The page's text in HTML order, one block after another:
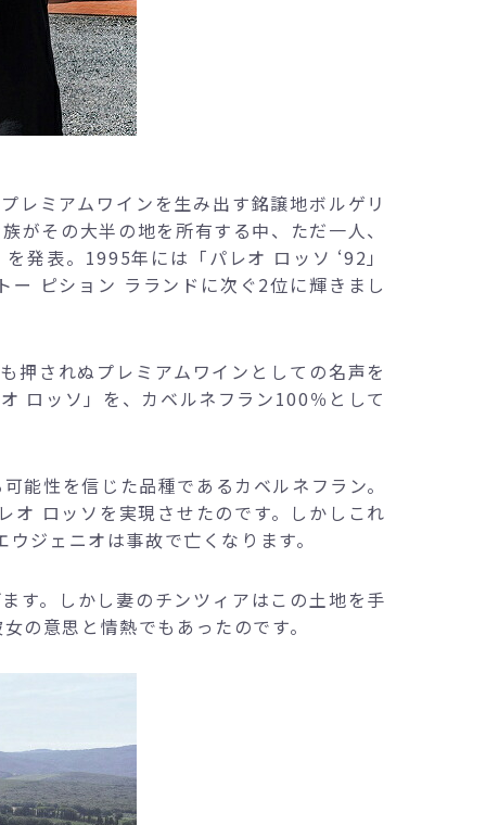
レミアムワインを生み出す銘譲地ボルゲリ
その大半の地を所有する中、ただ一人、
発表。1995年には「パレオ ロッソ ‘92」
ー ピション ラランドに次ぐ2位に輝きまし
押されぬプレミアムワインとしての名声を
ロッソ」を、カベルネフラン100％として
能性を信じた品種であるカベルネフラン。
ロッソを実現させたのです。しかしこれ
ジェニオは事故で亡くなります。
す。しかし妻のチンツィアはこの土地を手
の意思と情熱でもあったのです。